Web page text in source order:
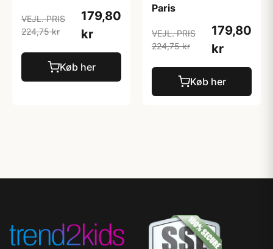
VEJL. PRIS
224,75 kr
179,80
kr
Køb her
Paris
VEJL. PRIS
224,75 kr
179,80
kr
Køb her